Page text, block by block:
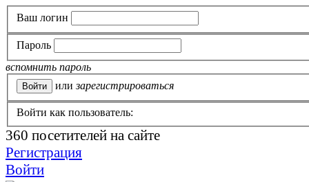
Ваш логин
Пароль
вспомнить пароль
или зарегистрироваться
Войти как пользователь:
360 посетителей на сайте
Регистрация
Войти